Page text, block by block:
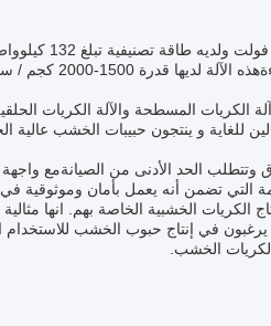
آلة الكريات
تبلغ 0.15 كيلوواط
الكريات المسطحة والآلة الكريات
للغاية و ينتجون حبيبات الخشب
وتتطلب الحد الأدنى من الصيانةمع
التي تضمن أنه يعمل بأمان وموثوقية
الخشبية الخاصة بهم. انها
في إنتاج حبوب الخشب للاستخدام
الخشب.